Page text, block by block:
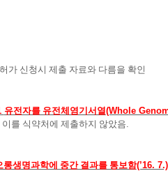
가 신청시 제출 자료와 다름을 확인
유전자를 유전체염기서열(Whole
를 식약처에 제출하지 않았음.
생명과학에 중간 결과를 통보함(’16. 7.)